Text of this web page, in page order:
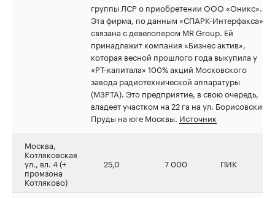
группы ЛСР о приобретении ООО «Оникс».
Эта фирма, по данным «СПАРК-Интерфакса»,
связана с девелопером MR Group. Ей
принадлежит компания «Бизнес актив»,
которая весной прошлого года выкупила у
«РТ-капитала» 100% акций Московского
завода радиотехнической аппаратуры
(МЗРТА). Это предприятие, в свою очередь,
владеет участком на 22 га на ул. Борисовские
Пруды на юге Москвы. Источник
Москва,
Котляковская
ул., вл. 4 (+
промзона
Котляково)
25,0 7 000 ПИК